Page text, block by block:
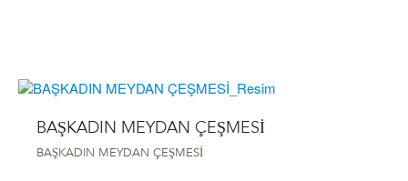
BAŞKADIN MEYDAN ÇEŞMESİ
BAŞKADIN MEYDAN ÇEŞMESİ